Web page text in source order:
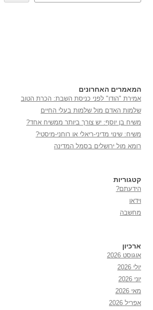
המאמרים האחרונים
אמירת "הודו" לפני כניסת השבת: הכרת הטוב
שלמות האדם מול שלמות בעלי החיים
משיח בן יוסף: יש צורך ביותר ממשיח אחד?
משיח: שינוי מדיני-ריאלי או רוחני-מיסטי?
רומא מול ירושלים בסמל המדינה
קטגוריות
הידעתם?
וידאו
מחשבה
ארכיון
אוגוסט 2026
יולי 2026
יוני 2026
מאי 2026
אפריל 2026